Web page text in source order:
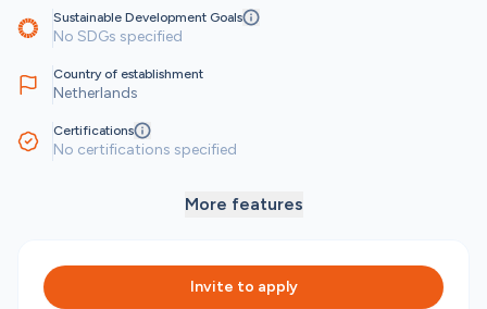
Sustainable Development Goals
No SDGs specified
Country of establishment
Netherlands
Certifications
No certifications specified
More features
Invite to apply